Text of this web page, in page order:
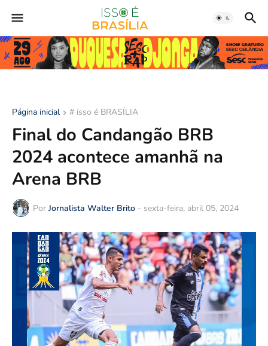
Página inicial # isso é BRASÍLIA
Final do Candangão BRB
2024 acontece amanhã na
Arena BRB
Por Jornalista Walter Brito - sexta-feira, abril 05, 2024